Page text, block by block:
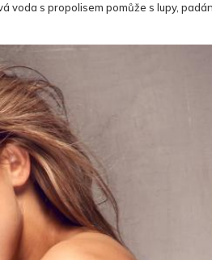
voda s propolisem pomůže s lupy,